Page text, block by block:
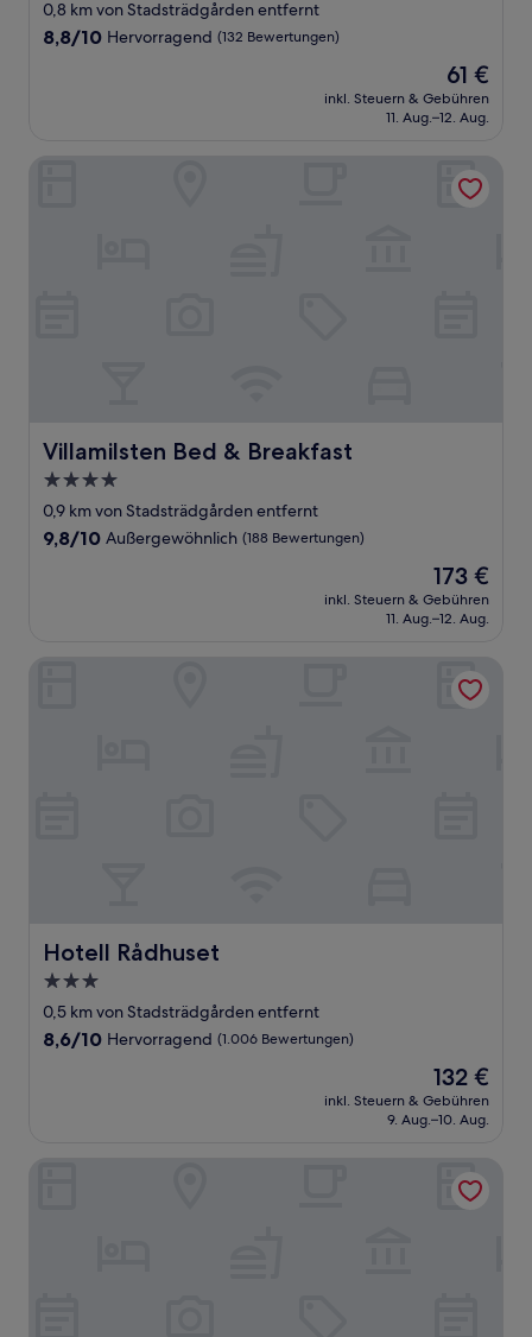
Stern-
Unterkunft
0,8 km von Stadsträdgården entfernt
8.8
8,8/10 Hervorragend (132 Bewertungen)
Der
Preis
beträgt
61 €
inkl. Steuern & Gebühren
11. Aug.–12. Aug.
Villamilsten Bed & Breakfast
Villamilsten Bed & Breakfast
4.0-
Sterne-
Unterkunft
0,9 km von Stadsträdgården entfernt
9.8
9,8/10 Außergewöhnlich (188 Bewertungen)
Der
Preis
beträgt
173 €
inkl. Steuern & Gebühren
11. Aug.–12. Aug.
Hotell Rådhuset
Hotell Rådhuset
3.0-
Sterne-
Unterkunft
0,5 km von Stadsträdgården entfernt
8.6
8,6/10 Hervorragend (1.006 Bewertungen)
Der
Preis
beträgt
132 €
inkl. Steuern & Gebühren
9. Aug.–10. Aug.